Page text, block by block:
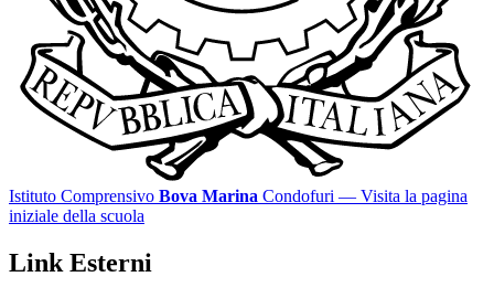
Istituto Comprensivo Bova Marina Condofuri — Visita la pagina
iniziale della scuola
Link Esterni